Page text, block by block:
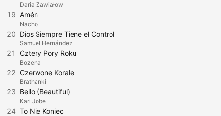
Daria Zawiałow
19 Amén
Nacho
20 Dios Siempre Tiene el Control
Samuel Hernández
21 Cztery Pory Roku
Bozena
22 Czerwone Korale
Brathanki
23 Bello (Beautiful)
Kari Jobe
24 To Nie Koniec